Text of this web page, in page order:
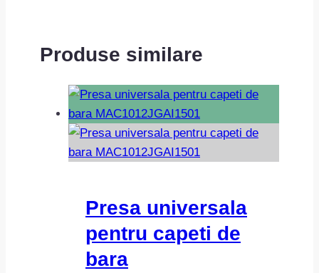
Produse similare
Presa universala
pentru capeti de
bara